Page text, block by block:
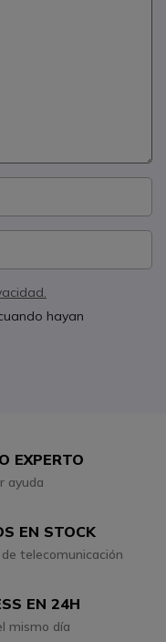
hayan
EXPERTO
ayuda
EN STOCK
telecomunicación
EN 24H
mismo día